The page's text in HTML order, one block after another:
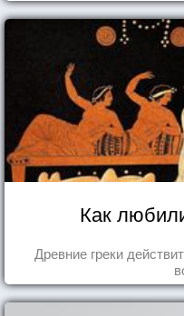
Как
Древние греки